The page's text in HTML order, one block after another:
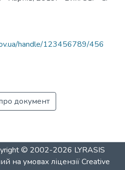
handle/123456789/456
документ
© 2002-2026 LYRASIS
на умовах ліцензіїCreative